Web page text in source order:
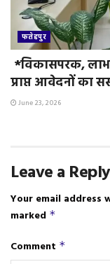
फतेहपुर
*विकासपरक,
प्राप्त आवेदनों का
June 23, 2026
Leave a Reply
Your email address
marked *
Comment *